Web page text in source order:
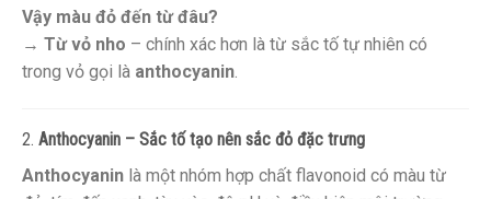
Vậy màu đỏ đến từ đâu?
→ Từ vỏ nho – chính xác hơn là từ sắc tố tự nhiên có
trong vỏ gọi là anthocyanin.
2. Anthocyanin – Sắc tố tạo nên sắc đỏ đặc trưng
Anthocyanin là một nhóm hợp chất flavonoid có màu từ